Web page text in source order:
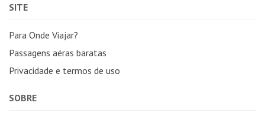
SITE
Para Onde Viajar?
Passagens aéras baratas
Privacidade e termos de uso
SOBRE